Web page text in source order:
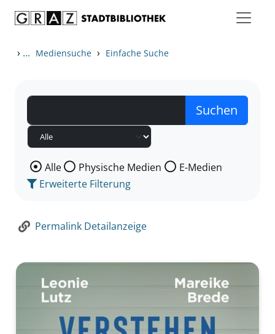
› ... Mediensuche › Einfache Suche
Wählen Sie die Medienart nach der Sie suchen wollen.
Alle Physische Medien
E-Medien
Erweiterte Filterung
Permalink Detailanzeige